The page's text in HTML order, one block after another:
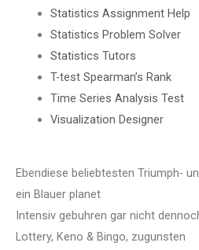
Statistics Assignment Help
Statistics Problem Solver
Statistics Tutors
T-test Spearman’s Rank
Time Series Analysis Test
Visualization Designer
Ebendiese beliebtesten Triumph-
ein Blauer planet
Intensiv gebuhren gar nicht
Lottery, Keno & Bingo, zugunsten